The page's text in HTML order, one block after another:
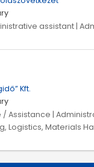
assistant |
Kft.
Assistance |
Logistics, Materials